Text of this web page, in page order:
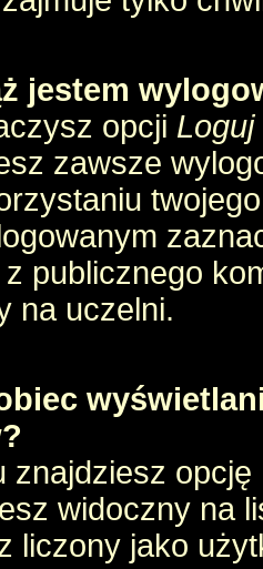
jestem
opcji
zawsze
publicznego
na uczelni.
znajdziesz opcję
widoczny na
liczony jako